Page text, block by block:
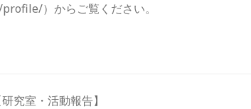
）からご覧ください。
研究室・活動報告】